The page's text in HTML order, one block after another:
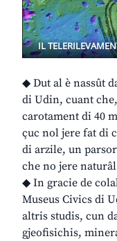
IL
◆ Dut al è nassût
di Udin, cuant
carotament di 40
çuc nol jere fat di
di arzile, un
che no jere
◆ In gracie de
Museus Civics di
altris studis, cun
gjeofisichis,